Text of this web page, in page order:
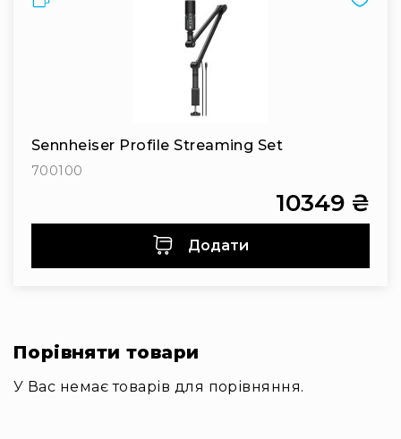
з
вадами
слуху
Підсилення
для
навушників
Аксесуари
Для
трансляцій
домашньої
Sennheiser Profile Streaming Set
700100
Додати
10349 ₴
Порівняти товари
У Вас немає товарів для порівняння.